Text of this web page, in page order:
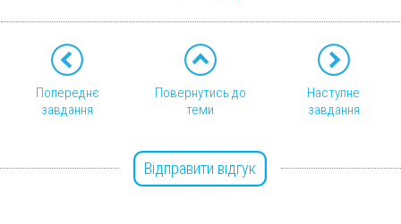
Попереднє
завдання
Повернутись до
теми
Наступне
завдання
Відправити відгук